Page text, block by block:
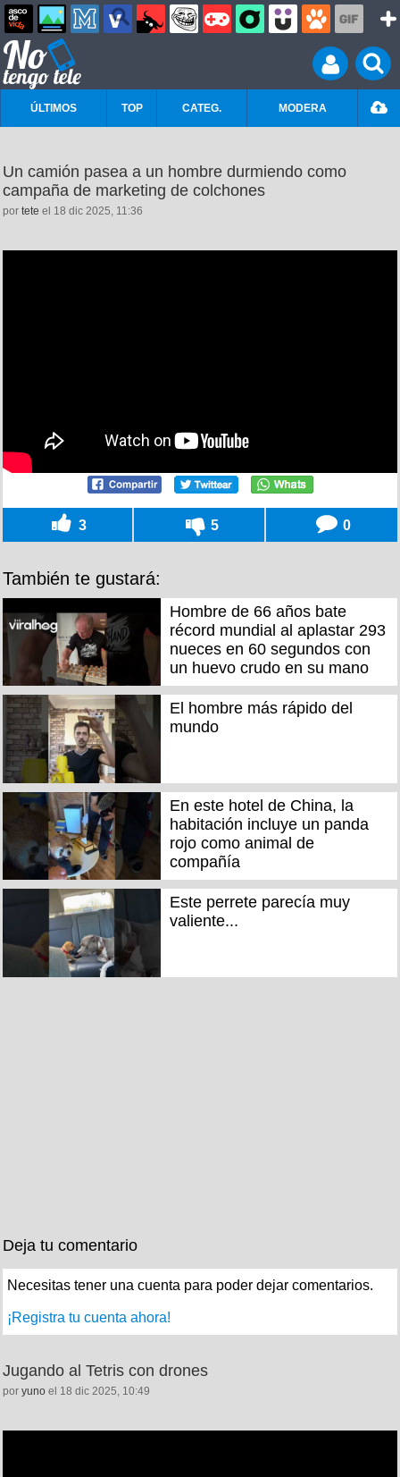
ÚLTIMOS TOP CATEG. MODERA
Un camión pasea a un hombre durmiendo como
campaña de marketing de colchones
por tete el 18 dic 2025, 11:36
3 5 0
También te gustará:
Hombre de 66 años bate
récord mundial al aplastar 293
nueces en 60 segundos con
un huevo crudo en su mano
El hombre más rápido del
mundo
En este hotel de China, la
habitación incluye un panda
rojo como animal de
compañía
Este perrete parecía muy
valiente...
Deja tu comentario
Necesitas tener una cuenta para poder dejar comentarios.
¡Registra tu cuenta ahora!
Jugando al Tetris con drones
por yuno el 18 dic 2025, 10:49